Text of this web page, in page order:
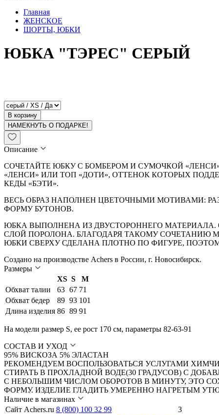
Главная
ЖЕНСКОЕ
ШОРТЫ, ЮБКИ
ЮБКА "ТЭРЕС" СЕРЫЙ
В корзину
НАМЕКНУТЬ О ПОДАРКЕ!
Описание
СОЧЕТАЙТЕ ЮБКУ С БОМБЕРОМ И СУМОЧКОЙ
«ЛЕНСИ» ИЛИ ТОП «ДОТИ», ОТТЕНОК КОТОРЫХ
КЕДЫ «БЭТИ».
ВЕСЬ ОБРАЗ НАПОЛНЕН ЦВЕТОЧНЫМИ МОТИВАМИ:
ФОРМУ БУТОНОВ.
ЮБКА ВЫПОЛНЕНА ИЗ ДВУСТОРОННЕГО МАТЕРИАЛА.
СЛОЙ ПОРОЛОНА. БЛАГОДАРЯ ТАКОМУ СОЧЕТАНИЮ
ЮБКИ СВЕРХУ СДЕЛАНА ПЛОТНО ПО ФИГУРЕ,
Создано на производстве Achers в России, г. Новосибирск.
Размеры
XS S
M
Обхват талии
63 67 71
Обхват бедер
89 93 101
Длина изделия 86 89 91
На модели размер S, ее рост 170 см, параметры 82-63-91
СОСТАВ И УХОД
95% ВИСКОЗА 5% ЭЛАСТАН
РЕКОМЕНДУЕМ ВОСПОЛЬЗОВАТЬСЯ УСЛУГАМИ
СТИРАТЬ В ПРОХЛАДНОЙ ВОДЕ(30 ГРАДУСОВ) С
С НЕБОЛЬШИМ ЧИСЛОМ ОБОРОТОВ В МИНУТУ, ЭТО
ФОРМУ. ИЗДЕЛИЕ ГЛАДИТЬ УМЕРЕННО НАГРЕТЫМ
Наличие в магазинах
Сайт Achers.ru 8 (800) 100 32 99
3